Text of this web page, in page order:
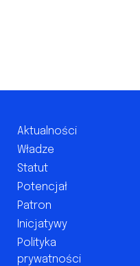
Aktualności
Władze
Statut
Potencjał
Patron
Inicjatywy
Polityka
prywatności